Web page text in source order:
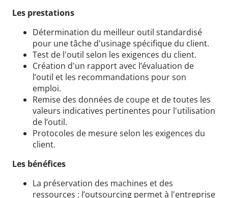
Les prestations
Détermination du meilleur outil standardisé
pour une tâche d'usinage spécifique du client.
Test de l'outil selon les exigences du client.
Création d'un rapport avec l’évaluation de
l’outil et les recommandations pour son
emploi.
Remise des données de coupe et de toutes les
valeurs indicatives pertinentes pour l'utilisation
de l’outil.
Protocoles de mesure selon les exigences du
client.
Les bénéfices
La préservation des machines et des
ressources : l’outsourcing permet à l'entreprise